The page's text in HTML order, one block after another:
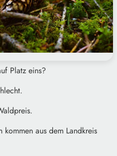
Platz eins?
aus dem Landkreis